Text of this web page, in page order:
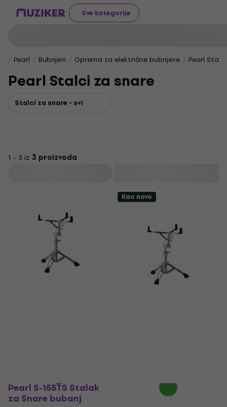
Sve kategorije
Pearl Bubnjevi Oprema za električne bubnjeve Pearl
Pearl Stalci za snare
Stalci za snare - svi
1 - 3 iz 3 proizvoda
Kao novo
Pearl S-155TS Stalak
za Snare bubanj